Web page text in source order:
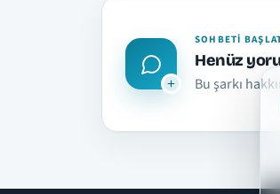
SOHBETI
Henüz
Bu şarkı